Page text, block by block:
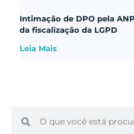
Intimação de DPO pela
da fiscalização da LGPD
Leia Mais